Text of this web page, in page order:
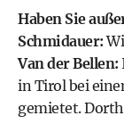
Haben Sie
Schmidauer:
Van der Bellen:
in Tirol bei
gemietet.